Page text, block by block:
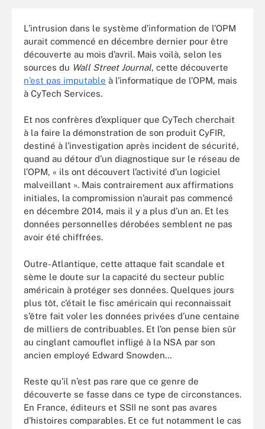
L’intrusion dans le système d’information de l’OPM
aurait commencé en décembre dernier pour être
découverte au mois d’avril. Mais voilà, selon les
sources du Wall Street Journal, cette découverte
n’est pas imputable à l’informatique de l’OPM, mais
à CyTech Services.
Et nos confrères d’expliquer que CyTech cherchait
à la faire la démonstration de son produit CyFIR,
destiné à l’investigation après incident de sécurité,
quand au détour d’un diagnostique sur le réseau de
l’OPM, « ils ont découvert l’activité d’un logiciel
malveillant ». Mais contrairement aux affirmations
initiales, la compromission n’aurait pas commencé
en décembre 2014, mais il y a plus d’un an. Et les
données personnelles dérobées semblent ne pas
avoir été chiffrées.
Outre-Atlantique, cette attaque fait scandale et
sème le doute sur la capacité du secteur public
américain à protéger ses données. Quelques jours
plus tôt, c’était le fisc américain qui reconnaissait
s’être fait voler les données privées d’une centaine
de milliers de contribuables. Et l’on pense bien sûr
au cinglant camouflet infligé à la NSA par son
ancien employé Edward Snowden…
Reste qu’il n’est pas rare que ce genre de
découverte se fasse dans ce type de circonstances.
En France, éditeurs et SSII ne sont pas avares
d’histoires comparables. Et ce fut notamment le cas